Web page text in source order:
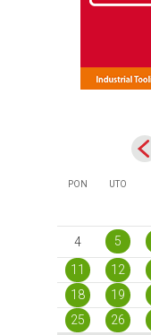
PON UTO
4
5
11
12
18
19
25
26